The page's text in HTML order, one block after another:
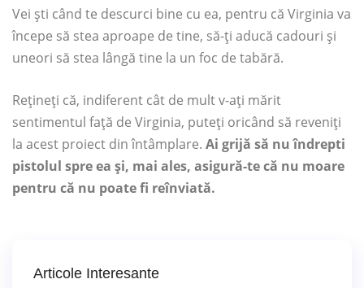
Vei ști când te descurci bine cu ea, pentru că Virginia va
începe să stea aproape de tine, să-ți aducă cadouri și
uneori să stea lângă tine la un foc de tabără.
Rețineți că, indiferent cât de mult v-ați mărit
sentimentul față de Virginia, puteți oricând să reveniți
la acest proiect din întâmplare. Ai grijă să nu îndrepti
pistolul spre ea și, mai ales, asigură-te că nu moare
pentru că nu poate fi reînviată.
Articole Interesante